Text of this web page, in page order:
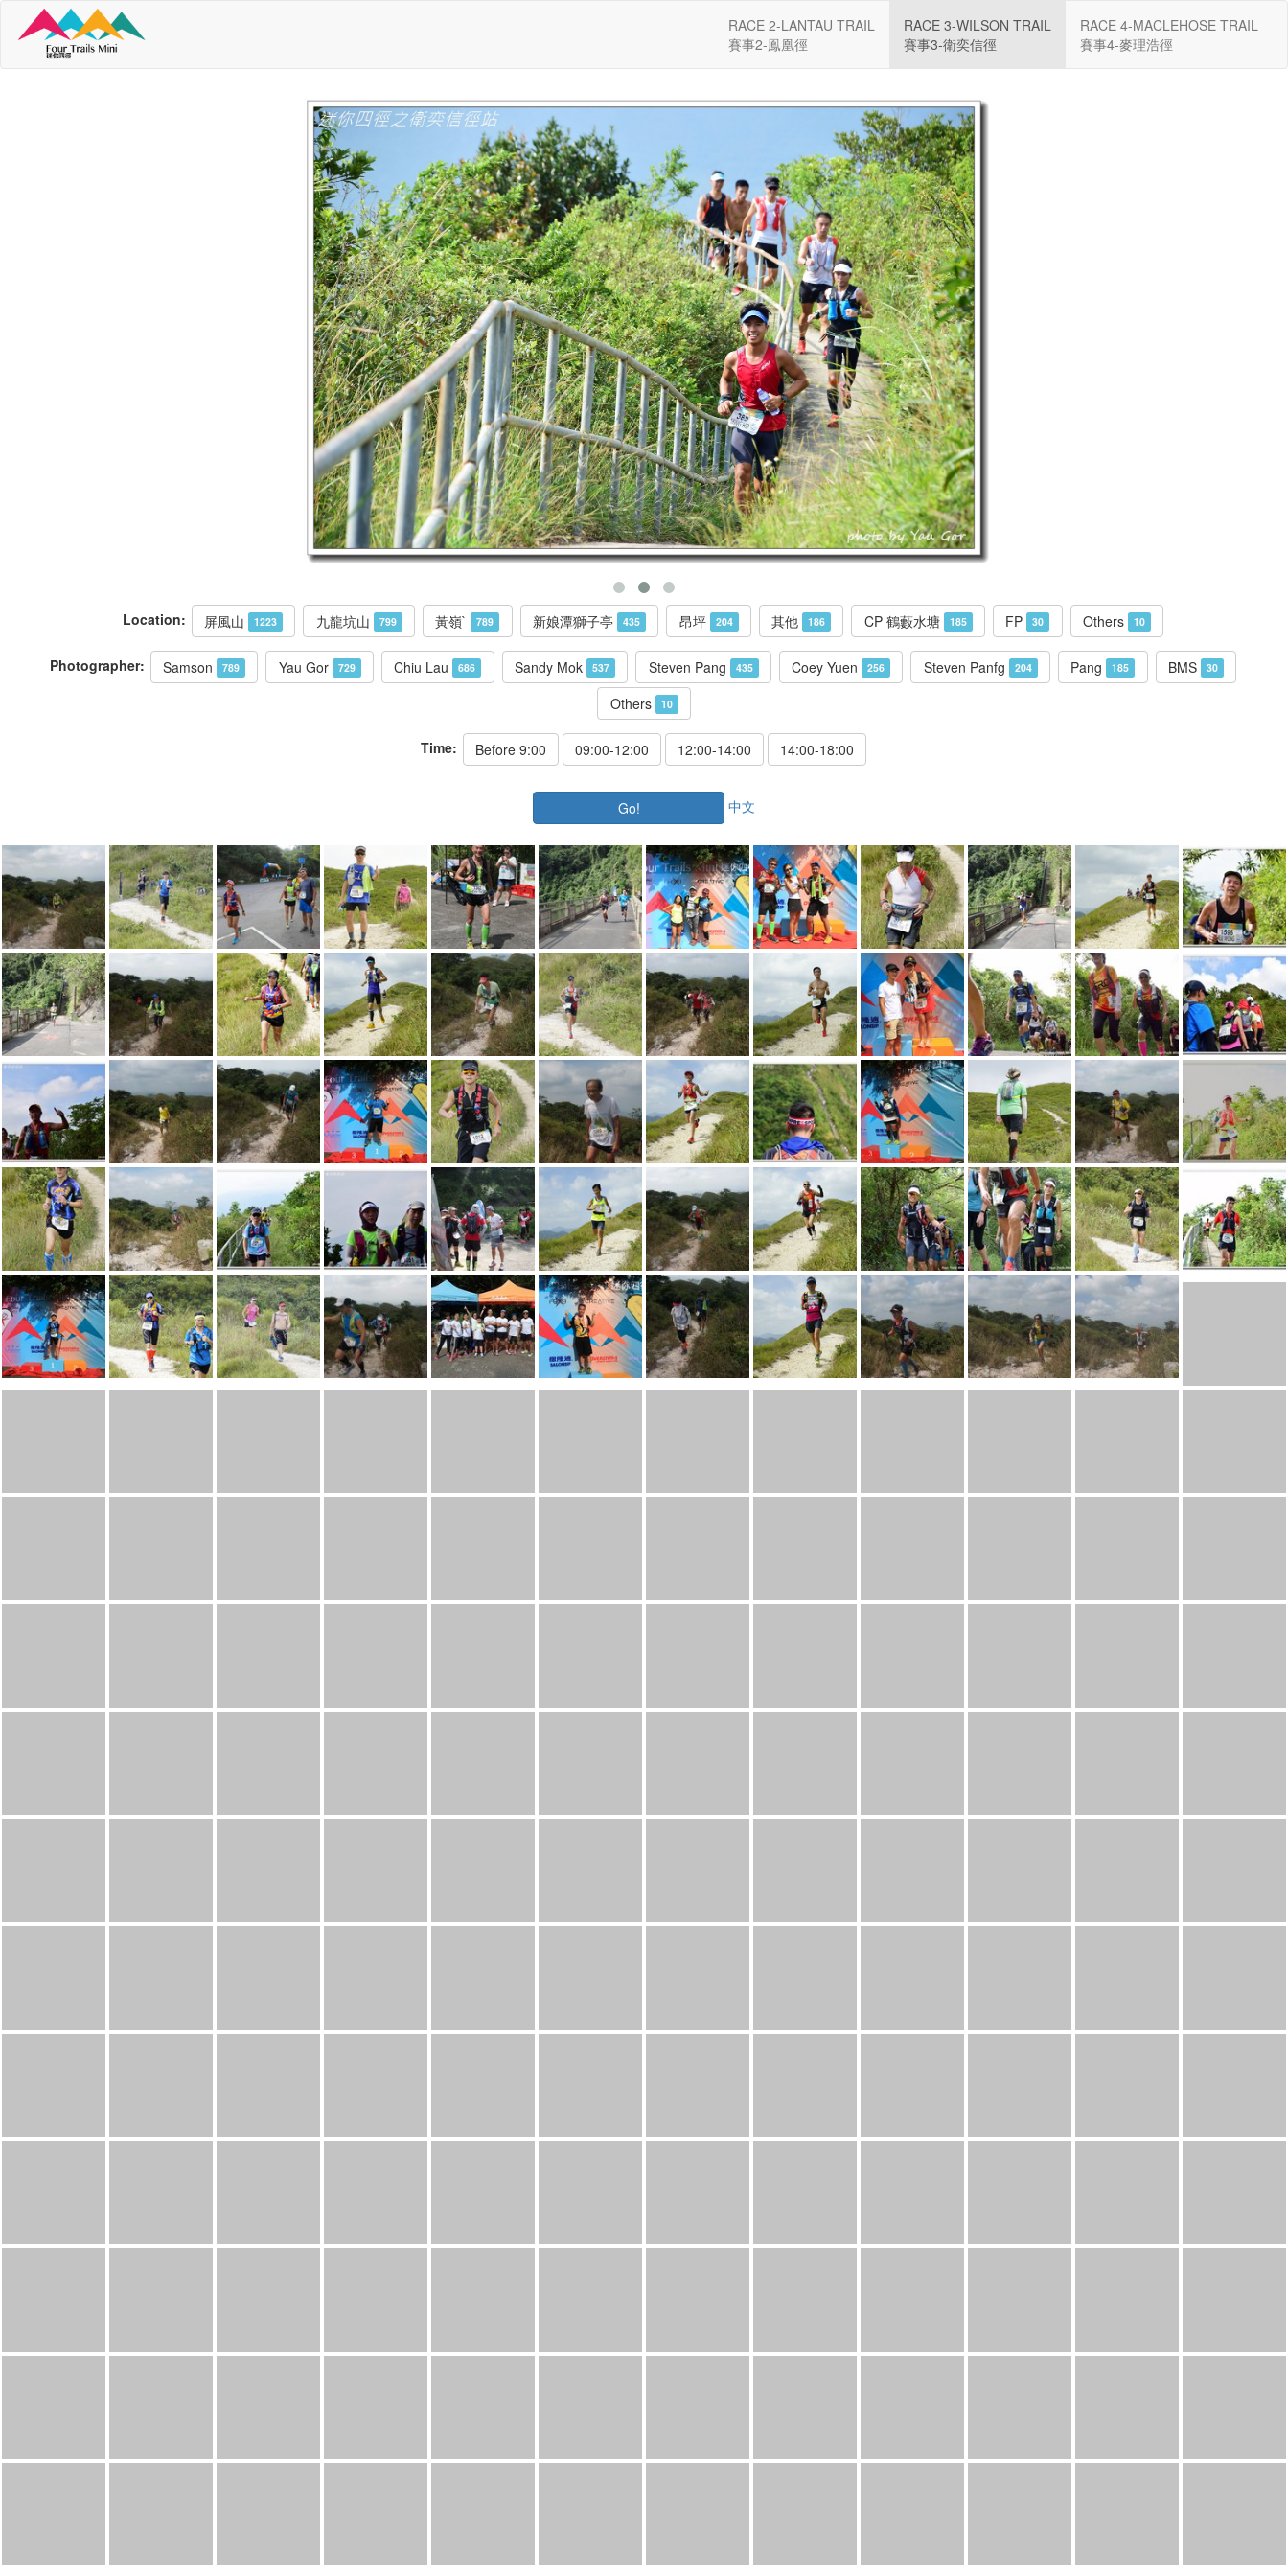
RACE 2-LANTAU TRAIL
賽事2-鳯凰徑
RACE 3-WILSON TRAIL
賽事3-衛奕信徑
RACE 4-MACLEHOSE TRAIL
賽事4-麥理浩徑
Location: 屏風山 1223 九龍坑山 799 黃嶺` 789 新娘潭獅子亭 435 昂坪 204 其他 186 CP 鶴藪水塘 185 FP 30 Others 10
Photographer: Samson 789 Yau Gor 729 Chiu Lau 686 Sandy Mok 537 Steven Pang 435 Coey Yuen 256 Steven Panfg 204 Pang 185 BMS 30
Others 10
Time: Before 9:00 09:00-12:00 12:00-14:00 14:00-18:00
Go! 中文